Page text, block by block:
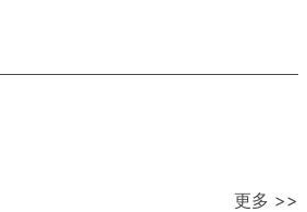
更多 >>